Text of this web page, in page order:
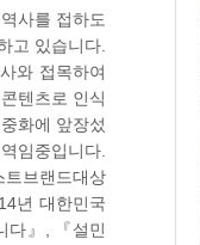
사를 접하도
고 있습니다.
와 접목하여
텐츠로 인식
화에 앞장섰
임중입니다.
트브랜드대상
년 대한민국
다』, 『설민